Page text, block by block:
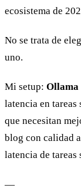
ecosistema de
No se trata de
uno.
Mi setup: Ollama
latencia en tareas
que necesitan
blog con calidad
latencia de tareas
—